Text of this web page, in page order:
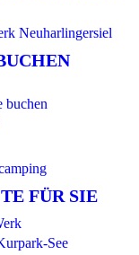
Neuharlingersiel
buchen
FÜR SIE